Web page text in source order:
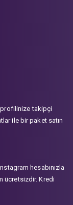
profilinize takipçi
ile bir paket satın
hesabınızla
ücretsizdir. Kredi